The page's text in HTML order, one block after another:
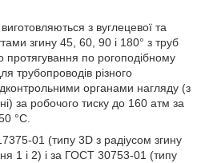
виготовляються з вуглецевої та
згину 45, 60, 90 і 180° з труб
по рогоподібному
трубопроводів різного
органами нагляду (з
за робочого тиску до 160 атм за
°C.
01 (типу 3D з радіусом згину
1 і 2) і за ГОСТ 30753-01 (типу